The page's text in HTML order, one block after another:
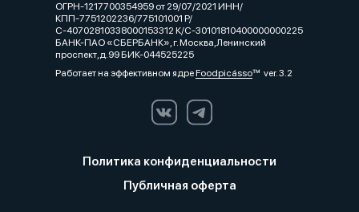
ОГРН-1217700354959 от 29/07/2021 ИНН/
КПП-7751202236/775101001 Р/
С-40702810338000153312 К/С-30101810400000000225
БАНК-ПАО «СБЕРБАНК», г. Москва,Ленинский
проспект,д.99 БИК-044525225
Работает на эффективном ядреFoodpicássover. 3.2
Политика конфиденциальности
Публичная оферта